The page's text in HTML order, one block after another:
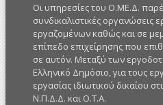
Οι υπηρεσίες του Ο.ΜΕ.Δ.
συνδικαλιστικές οργανώσεις
εργαζομένων καθώς και σε
επίπεδο επιχείρησης που
σε αυτόν. Μεταξύ των
Ελληνικό Δημόσιο, για τους
εργασίας ιδιωτικού δικαίου
Ν.Π.Δ.Δ. και Ο.Τ.Α.